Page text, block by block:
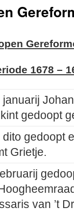
1678 –
januarij
gedoopt
dito gedoopt
Grietje.
van ’t